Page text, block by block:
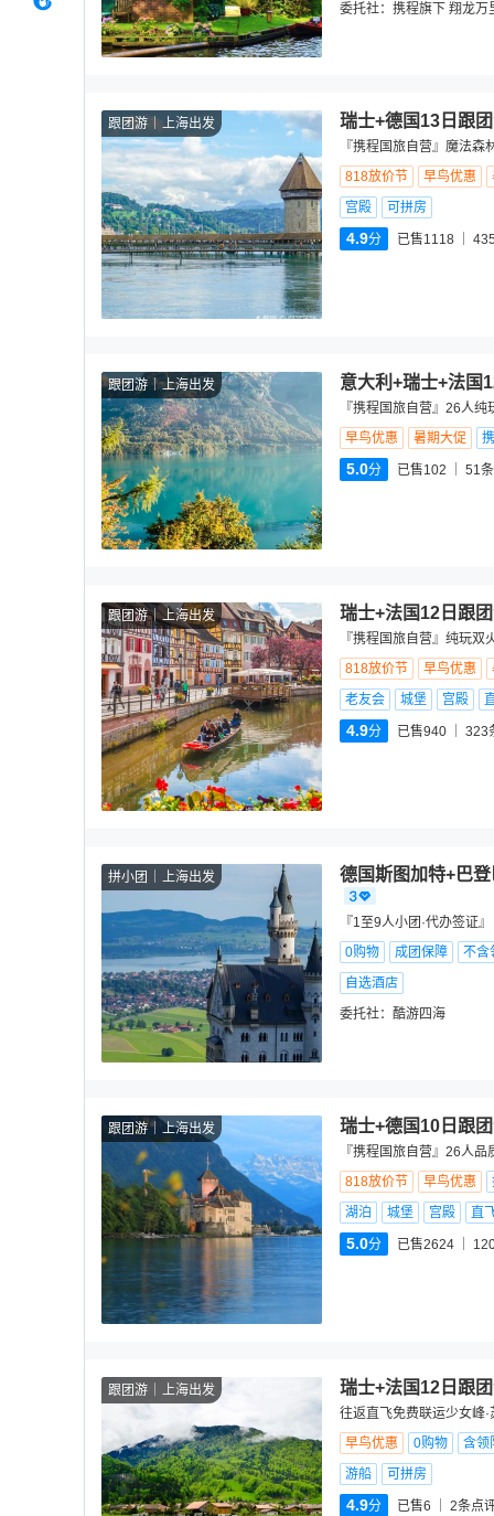
委托社： 携程旗下 翔龙万
跟团游 上海出发 瑞士+德国13日跟
『携程国旅自营』魔法
818放价节
早鸟优惠
宫殿
可拼房
4.9分 已售1118
跟团游 上海出发 意大利+瑞士+法国
『携程国旅自营』26人
早鸟优惠
暑期大促
5.0分 已售102 51
跟团游 上海出发 瑞士+法国12日跟
『携程国旅自营』纯玩
818放价节
早鸟优惠
老友会
城堡 宫殿
4.9分 已售940 323
拼小团 上海出发 德国斯图加特+巴
『1至9人小团·代办签证
0购物
成团保障
不含
自选酒店
委托社： 酷游四海
跟团游 上海出发 瑞士+德国10日跟
『携程国旅自营』26人
818放价节
早鸟优惠
湖泊
城堡 宫殿 直
5.0分 已售2624
跟团游 上海出发 瑞士+法国12日跟
往返直飞免费联运少女峰·
早鸟优惠
0购物
含领
游船
可拼房
4.9分 已售6 2条点